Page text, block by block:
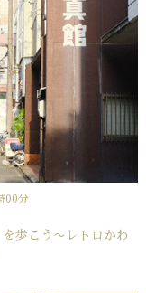
00分
歩こう〜レトロかわ